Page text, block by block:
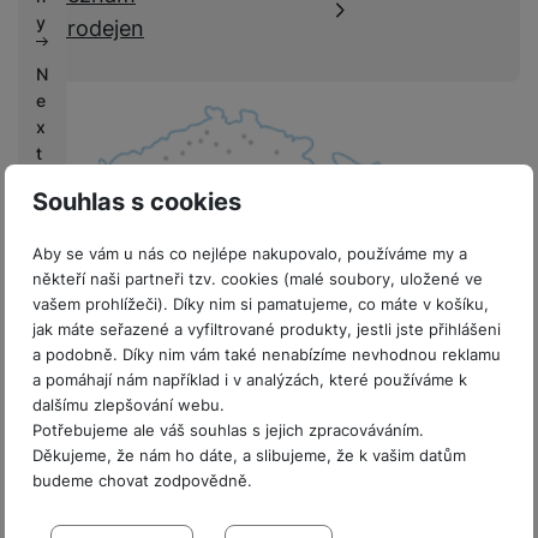
Souhlas s cookies
Aby se vám u nás co nejlépe nakupovalo, používáme my a
někteří naši partneři tzv. cookies (malé soubory, uložené ve
vašem prohlížeči). Díky nim si pamatujeme, co máte v košíku,
jak máte seřazené a vyfiltrované produkty, jestli jste přihlášeni
a podobně. Díky nim vám také nenabízíme nevhodnou reklamu
a pomáhají nám například i v analýzách, které používáme k
dalšímu zlepšování webu.
Potřebujeme ale váš souhlas s jejich zpracováváním.
Děkujeme, že nám ho dáte, a slibujeme, že k vašim datům
budeme chovat zodpovědně.
Nastavení souhlasů s kategoriemi
k
y
y
N
e
x
t
if
V
ý
k
u
p
y
prodejen
8 prodejen v ČR
Sdružení